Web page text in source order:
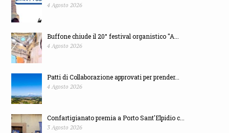
4 Agosto 2026
Buffone chiude il 20° festival organistico "A...
4 Agosto 2026
Patti di Collaborazione approvati per prender...
4 Agosto 2026
Confartigianato premia a Porto Sant'Elpidio c...
3 Agosto 2026